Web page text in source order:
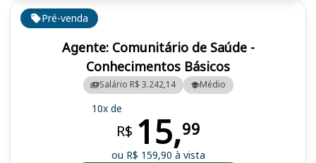
Pré-venda
Agente: Comunitário de Saúde -
Conhecimentos Básicos
Salário R$ 3.242,14 Médio
10x de
R$ 15,99
ou R$ 159,90 à vista